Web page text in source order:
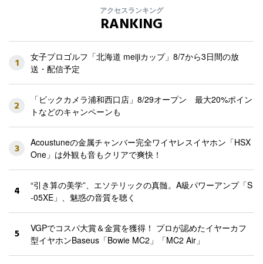
アクセスランキング
RANKING
1
女子プロゴルフ「北海道 meijiカップ」8/7から3日間の放
送・配信予定
2
「ビックカメラ浦和西口店」8/29オープン 最大20%ポイン
トなどのキャンペーンも
3
Acoustuneの金属チャンバー完全ワイヤレスイヤホン「HSX
One」は外観も音もクリアで爽快！
4
“引き算の美学”、エソテリックの真髄。A級パワーアンプ「S
-05XE」、魅惑の音質を聴く
5
VGPでコスパ大賞＆金賞を獲得！ プロが認めたイヤーカフ
型イヤホンBaseus「Bowie MC2」「MC2 Air」